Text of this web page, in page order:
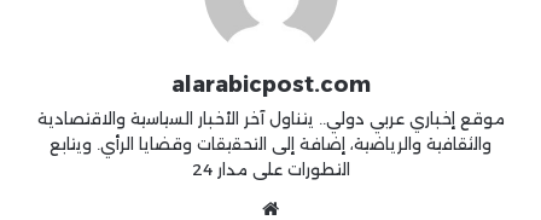
alarabicpost.com
موقع إخباري عربي دولي.. يتناول آخر الأخبار السياسية والاقتصادية
والثقافية والرياضية، إضافة إلى التحقيقات وقضايا الرأي. ويتابع
التطورات على مدار 24